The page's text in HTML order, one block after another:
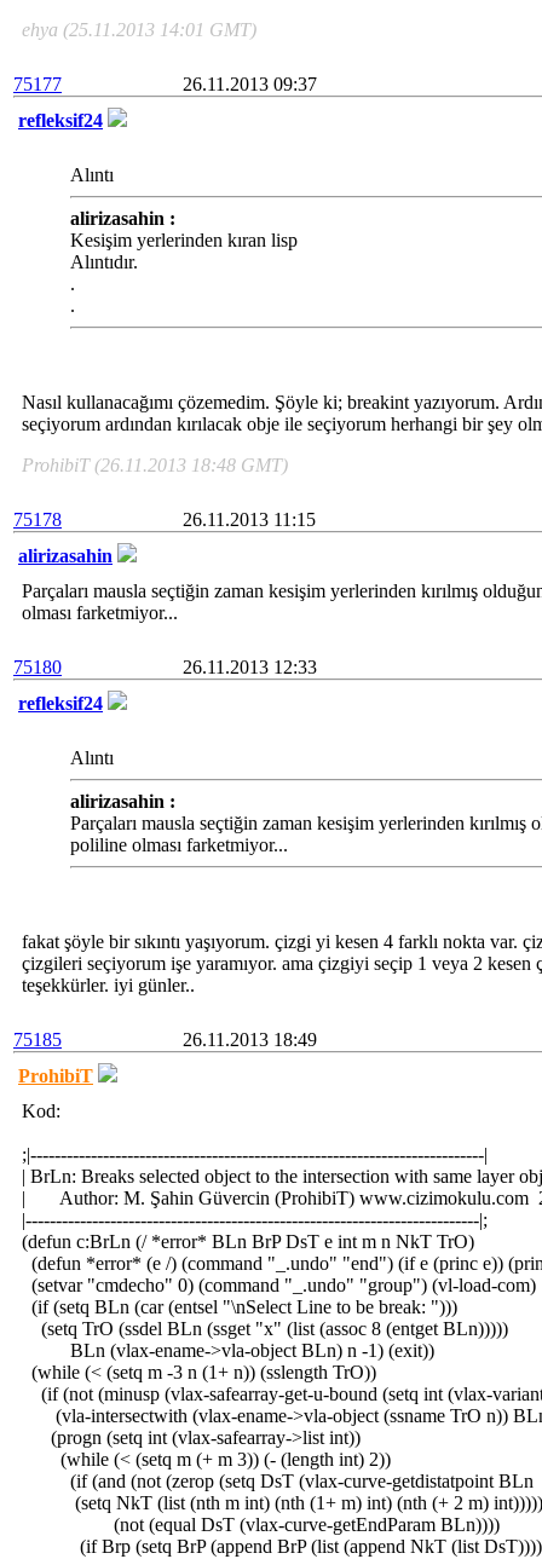
ehya (25.11.2013 14:01 GMT)
75177
26.11.2013 09:37
refleksif24
Alıntı
alirizasahin :
Kesişim yerlerinden kıran lisp
Alıntıdır.
.
.
Nasıl kullanacağımı çözemedim. Şöyle ki; breakint yazıyorum.
seçiyorum ardından kırılacak obje ile seçiyorum herhangi bir şey
ProhibiT (26.11.2013 18:48 GMT)
75178
26.11.2013 11:15
alirizasahin
Parçaları mausla seçtiğin zaman kesişim yerlerinden kırılmış
olması farketmiyor...
75180
26.11.2013 12:33
refleksif24
Alıntı
alirizasahin :
Parçaları mausla seçtiğin zaman kesişim yerlerinden
poliline olması farketmiyor...
fakat şöyle bir sıkıntı yaşıyorum. çizgi yi kesen 4 farklı nokta var.
çizgileri seçiyorum işe yaramıyor. ama çizgiyi seçip 1 veya 2 kesen
teşekkürler. iyi günler..
75185
26.11.2013 18:49
ProhibiT
Kod:
;|---------------------------------------------------------------------------|
| BrLn: Breaks selected object to the intersection with same layer
| Author: M. Şahin Güvercin (ProhibiT) www.cizimokulu.com
|---------------------------------------------------------------------------|;
(defun c:BrLn (/ *error* BLn BrP DsT e int m n NkT TrO)
(defun *error* (e /) (command "_.undo" "end") (if e (princ e))
(setvar "cmdecho" 0) (command "_.undo" "group") (vl-load-com)
(if (setq BLn (car (entsel "\nSelect Line to be break: ")))
(setq TrO (ssdel BLn (ssget "x" (list (assoc 8 (entget BLn)))))
BLn (vlax-ename->vla-object BLn) n -1) (exit))
(while (< (setq m -3 n (1+ n)) (sslength TrO))
(if (not (minusp (vlax-safearray-get-u-bound (setq int (vlax-
(vla-intersectwith (vlax-ename->vla-object (ssname TrO n))
(progn (setq int (vlax-safearray->list int))
(while (< (setq m (+ m 3)) (- (length int) 2))
(if (and (not (zerop (setq DsT (vlax-curve-getdistatpoint BLn
(setq NkT (list (nth m int) (nth (1+ m) int) (nth (+ 2 m)
(not (equal DsT (vlax-curve-getEndParam BLn))))
(if Brp (setq BrP (append BrP (list (append NkT (list